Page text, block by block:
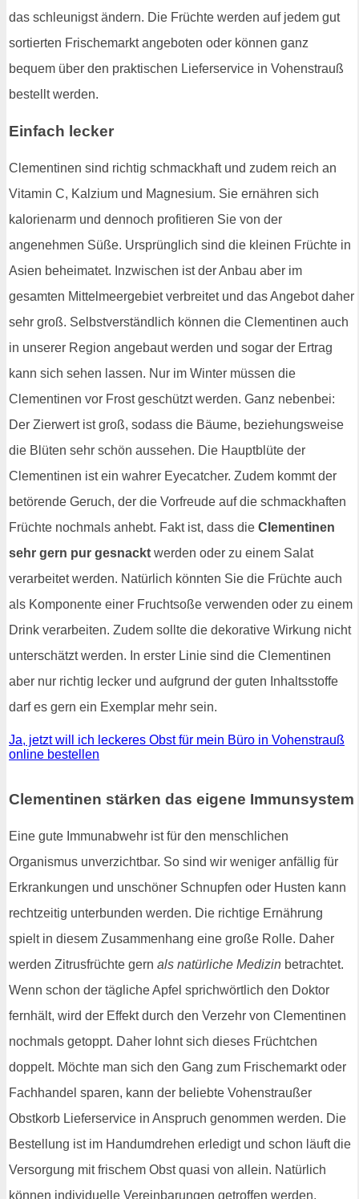
das schleunigst ändern. Die Früchte werden auf jedem gut
sortierten Frischemarkt angeboten oder können ganz
bequem über den praktischen Lieferservice in Vohenstrauß
bestellt werden.
Einfach lecker
Clementinen sind richtig schmackhaft und zudem reich an
Vitamin C, Kalzium und Magnesium. Sie ernähren sich
kalorienarm und dennoch profitieren Sie von der
angenehmen Süße. Ursprünglich sind die kleinen Früchte in
Asien beheimatet. Inzwischen ist der Anbau aber im
gesamten Mittelmeergebiet verbreitet und das Angebot daher
sehr groß. Selbstverständlich können die Clementinen auch
in unserer Region angebaut werden und sogar der Ertrag
kann sich sehen lassen. Nur im Winter müssen die
Clementinen vor Frost geschützt werden. Ganz nebenbei:
Der Zierwert ist groß, sodass die Bäume, beziehungsweise
die Blüten sehr schön aussehen. Die Hauptblüte der
Clementinen ist ein wahrer Eyecatcher. Zudem kommt der
betörende Geruch, der die Vorfreude auf die schmackhaften
Früchte nochmals anhebt. Fakt ist, dass die Clementinen
sehr gern pur gesnackt werden oder zu einem Salat
verarbeitet werden. Natürlich könnten Sie die Früchte auch
als Komponente einer Fruchtsoße verwenden oder zu einem
Drink verarbeiten. Zudem sollte die dekorative Wirkung nicht
unterschätzt werden. In erster Linie sind die Clementinen
aber nur richtig lecker und aufgrund der guten Inhaltsstoffe
darf es gern ein Exemplar mehr sein.
Ja, jetzt will ich leckeres Obst für mein Büro in Vohenstrauß
online bestellen
Clementinen stärken das eigene Immunsystem
Eine gute Immunabwehr ist für den menschlichen
Organismus unverzichtbar. So sind wir weniger anfällig für
Erkrankungen und unschöner Schnupfen oder Husten kann
rechtzeitig unterbunden werden. Die richtige Ernährung
spielt in diesem Zusammenhang eine große Rolle. Daher
werden Zitrusfrüchte gern als natürliche Medizin betrachtet.
Wenn schon der tägliche Apfel sprichwörtlich den Doktor
fernhält, wird der Effekt durch den Verzehr von Clementinen
nochmals getoppt. Daher lohnt sich dieses Früchtchen
doppelt. Möchte man sich den Gang zum Frischemarkt oder
Fachhandel sparen, kann der beliebte Vohenstraußer
Obstkorb Lieferservice in Anspruch genommen werden. Die
Bestellung ist im Handumdrehen erledigt und schon läuft die
Versorgung mit frischem Obst quasi von allein. Natürlich
können individuelle Vereinbarungen getroffen werden,